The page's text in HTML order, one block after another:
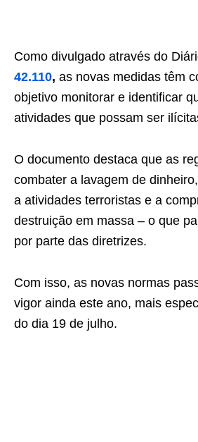
Como divulgado através do
42.110, as novas medidas têm
objetivo monitorar e identificar
atividades que possam ser
O documento destaca que as
combater a lavagem de
a atividades terroristas e a
destruição em massa – o que
por parte das diretrizes.
Com isso, as novas normas
vigor ainda este ano, mais
do dia 19 de julho.